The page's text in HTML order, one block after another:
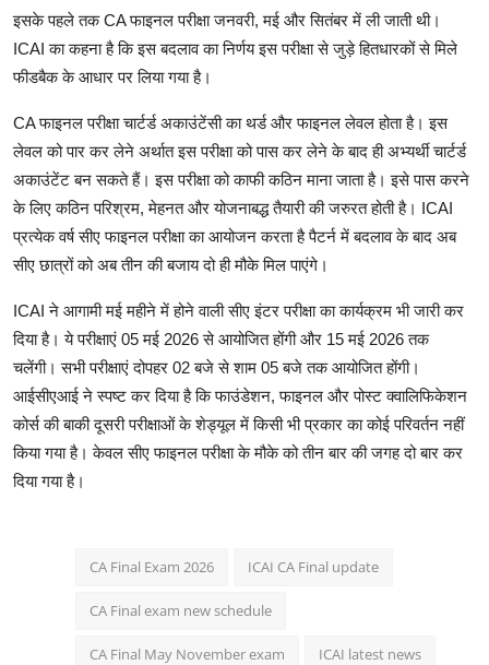
इसके पहले तक CA फाइनल परीक्षा जनवरी, मई और सितंबर में ली जाती थी।
ICAI का कहना है कि इस बदलाव का निर्णय इस परीक्षा से जुड़े हितधारकों से मिले
फीडबैक के आधार पर लिया गया है।
CA फाइनल परीक्षा चार्टर्ड अकाउंटेंसी का थर्ड और फाइनल लेवल होता है। इस
लेवल को पार कर लेने अर्थात इस परीक्षा को पास कर लेने के बाद ही अभ्यर्थी चार्टर्ड
अकाउंटेंट बन सकते हैं। इस परीक्षा को काफी कठिन माना जाता है। इसे पास करने
के लिए कठिन परिश्रम, मेहनत और योजनाबद्ध तैयारी की जरुरत होती है। ICAI
प्रत्येक वर्ष सीए फाइनल परीक्षा का आयोजन करता है पैटर्न में बदलाव के बाद अब
सीए छात्रों को अब तीन की बजाय दो ही मौके मिल पाएंगे।
ICAI ने आगामी मई महीने में होने वाली सीए इंटर परीक्षा का कार्यक्रम भी जारी कर
दिया है। ये परीक्षाएं 05 मई 2026 से आयोजित होंगी और 15 मई 2026 तक
चलेंगी। सभी परीक्षाएं दोपहर 02 बजे से शाम 05 बजे तक आयोजित होंगी।
आईसीएआई ने स्पष्ट कर दिया है कि फाउंडेशन, फाइनल और पोस्ट क्वालिफिकेशन
कोर्स की बाकी दूसरी परीक्षाओं के शेड्यूल में किसी भी प्रकार का कोई परिवर्तन नहीं
किया गया है। केवल सीए फाइनल परीक्षा के मौके को तीन बार की जगह दो बार कर
दिया गया है।
CA Final Exam 2026 ICAI CA Final update
CA Final exam new schedule
CA Final May November exam ICAI latest news